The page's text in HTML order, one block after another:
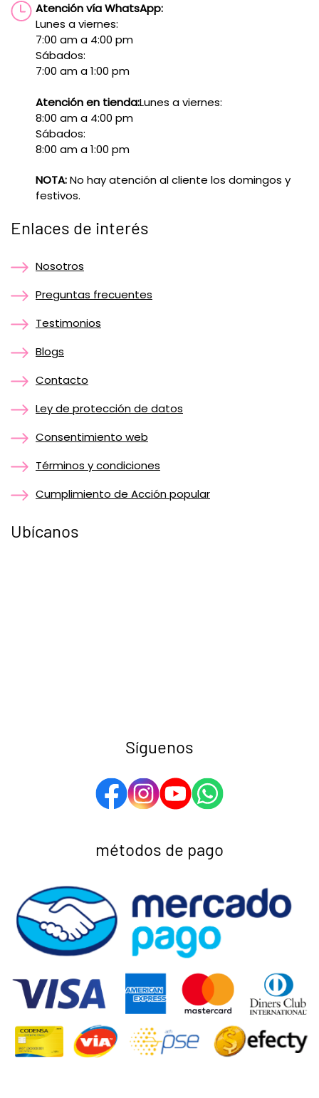
Atención vía WhatsApp:
Lunes a viernes:
7:00 am a 4:00 pm
Sábados:
7:00 am a 1:00 pm
Atención en tienda:Lunes a viernes:
8:00 am a 4:00 pm
Sábados:
8:00 am a 1:00 pm
NOTA:No hay atención al cliente los domingos y
festivos.
Enlaces de interés
Nosotros
Preguntas frecuentes
Testimonios
Blogs
Contacto
Ley de protección de datos
Consentimiento web
Términos y condiciones
Cumplimiento de Acción popular
Ubícanos
Síguenos
métodos de pago